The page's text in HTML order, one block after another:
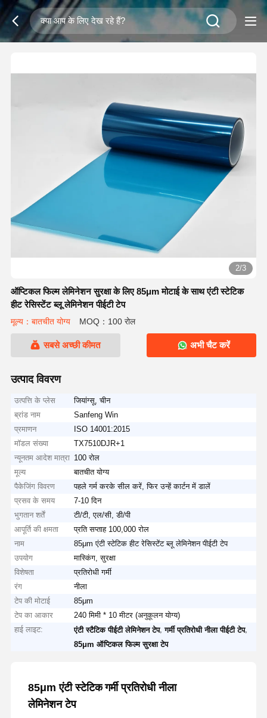
2/3
ऑप्टिकल फिल्म लेमिनेशन सुरक्षा के लिए 85μm मोटाई के साथ एंटी स्टेटिक
हीट रेसिस्टेंट ब्लू लेमिनेशन पीईटी टेप
मूल्य：बातचीत योग्य MOQ：100 रोल
सबसे अच्छी कीमत अभी चैट करें
उत्पाद विवरण
उत्पत्ति के प्लेस
जियांग्सू, चीन
ब्रांड नाम
Sanfeng Win
प्रमाणन
ISO 14001:2015
मॉडल संख्या
TX7510DJR+1
न्यूनतम आदेश मात्रा 100 रोल
मूल्य
बातचीत योग्य
पैकेजिंग विवरण
पहले गर्म करके सील करें, फिर उन्हें कार्टन में डालें
प्रसव के समय
7-10 दिन
भुगतान शर्तें
टी/टी, एल/सी, डी/पी
आपूर्ति की क्षमता
प्रति सप्ताह 100,000 रोल
नाम
85μm एंटी स्टेटिक हीट रेसिस्टेंट ब्लू लेमिनेशन पीईटी टेप
उपयोग
मास्किंग, सुरक्षा
विशेषता
प्रतिरोधी गर्मी
रंग
नीला
टेप की मोटाई
85μm
टेप का आकार
240 मिमी * 10 मीटर (अनुकूलन योग्य)
हाई लाइट:
एंटी स्टैटिक पीईटी लेमिनेशन टेप,गर्मी प्रतिरोधी नीला पीईटी टेप,
85μm ऑप्टिकल फिल्म सुरक्षा टेप
85μm एंटी स्टेटिक गर्मी प्रतिरोधी नीला
लेमिनेशन टेप